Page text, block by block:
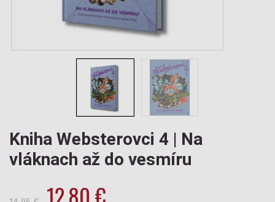
Kniha Websterovci 4 | Na
vláknach až do vesmíru
Pôvodná